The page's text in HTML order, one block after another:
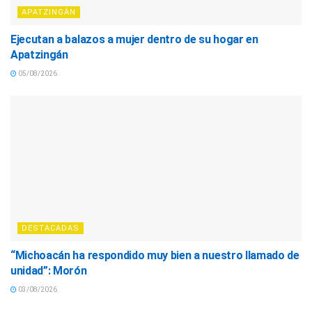
APATZINGÁN
Ejecutan a balazos a mujer dentro de su hogar en
Apatzingán
05/08/2026
DESTACADAS
“Michoacán ha respondido muy bien a nuestro llamado de
unidad”: Morón
03/08/2026